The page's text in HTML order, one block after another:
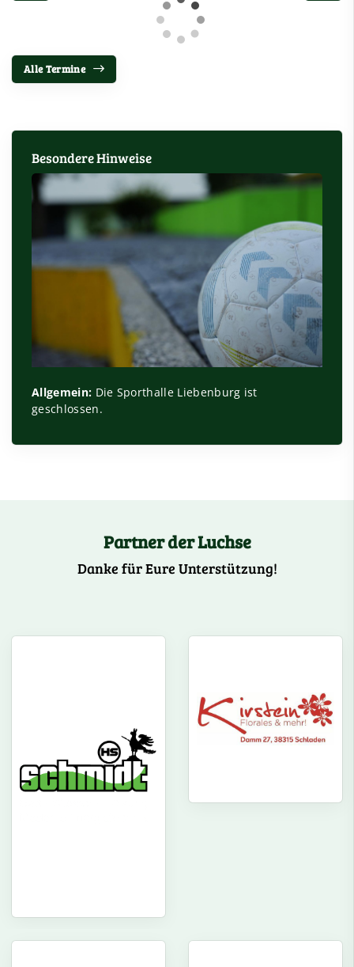
Alle Termine
Besondere Hinweise
Allgemein: Die Sporthalle Liebenburg ist
geschlossen.
Partner der Luchse
Danke für Eure Unterstützung!